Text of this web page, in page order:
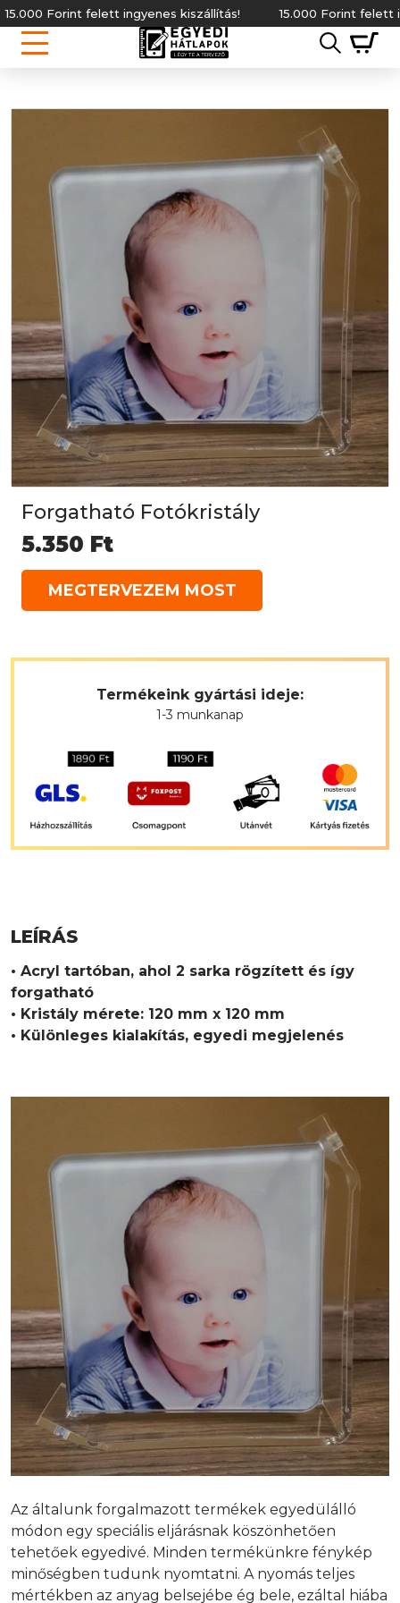
Forint felett ingyenes kiszállítás! 15.000 Forint felett
Forgatható Fotókristály
5.350 Ft
MEGTERVEZEM MOST
Termékeink gyártási ideje:
1-3 munkanap
LEÍRÁS
• Acryl tartóban, ahol 2 sarka rögzített és így
forgatható
• Kristály mérete: 120 mm x 120 mm
• Különleges kialakítás, egyedi megjelenés
Az általunk forgalmazott termékek egyedülálló
módon egy speciális eljárásnak köszönhetően
tehetőek egyedivé. Minden termékünkre fénykép
minőségben tudunk nyomtatni. A nyomás teljes
mértékben az anyag belsejébe ég bele, ezáltal hiába